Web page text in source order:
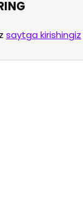
saytga kirishingiz